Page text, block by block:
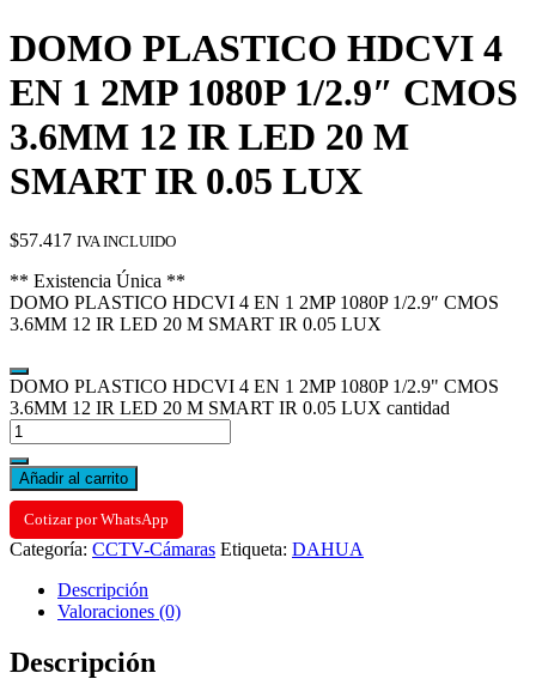
DOMO PLASTICO HDCVI 4
EN 1 2MP 1080P 1/2.9″ CMOS
3.6MM 12 IR LED 20 M
SMART IR 0.05 LUX
$57.417 IVA INCLUIDO
** Existencia Única **
DOMO PLASTICO HDCVI 4 EN 1 2MP 1080P 1/2.9″ CMOS
3.6MM 12 IR LED 20 M SMART IR 0.05 LUX
DOMO PLASTICO HDCVI 4 EN 1 2MP 1080P 1/2.9" CMOS
3.6MM 12 IR LED 20 M SMART IR 0.05 LUX cantidad
Añadir al carrito
Cotizar por WhatsApp
Categoría: CCTV-Cámaras Etiqueta: DAHUA
Descripción
Valoraciones (0)
Descripción